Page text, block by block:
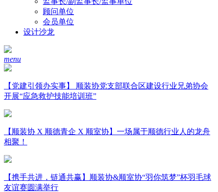
顾问单位
会员单位
设计沙龙
menu
【党建引领办实事】 顺装协党支部联合区建设行业兄弟协会
开展“应急救护技能培训班”
【顺装协 X 顺德青企 X 顺室协】一场属于顺德行业人的龙舟
相聚！
【携手共进，链通共赢】顺装协&顺室协“羽你筑梦”杯羽毛球
友谊赛圆满举行